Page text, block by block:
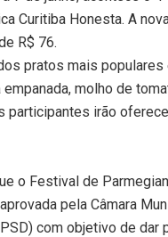
Curitiba Honesta. A
R$ 76.
pratos mais
molho de
participantes irão
o Festival de
pela Câmara
com objetivo de